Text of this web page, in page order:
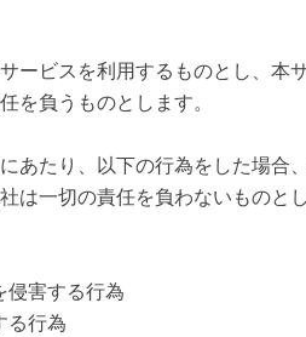
ービスを利用するものとし、本
を負うものとします。
あたり、以下の行為をした場合
は一切の責任を負わないものとし
侵害する行為
る行為